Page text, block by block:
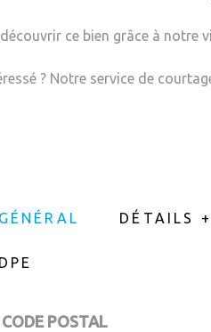
ce bien grâce à notre
? Notre service de
GÉNÉRAL DÉTAILS +
DPE
Caractérisque Valeurs
CODE POSTAL